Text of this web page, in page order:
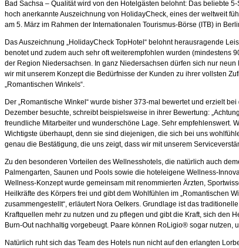
Bad Sachsa – Qualität wird von den Hotelgästen belohnt: Das beliebte
hoch anerkannte Auszeichnung von HolidayCheck, eines der weltweit
am 5. März im Rahmen der Internationalen Tourismus-Börse (ITB) in
Das Auszeichnung „HolidayCheck TopHotel“ belohnt herausragende
benotet und zudem auch sehr oft weiterempfohlen wurden (mindestens
der Region Niedersachsen. In ganz Niedersachsen dürfen sich nur
wir mit unserem Konzept die Bedürfnisse der Kunden zu ihrer vollsten
„Romantischen Winkels“.
Der „Romantische Winkel“ wurde bisher 373-mal bewertet und erzielt
Dezember besuchte, schreibt beispielsweise in ihrer Bewertung:
freundliche Mitarbeiter und wunderschöne Lage. Sehr empfehlenswert.
Wichtigste überhaupt, denn sie sind diejenigen, die sich bei uns
genau die Bestätigung, die uns zeigt, dass wir mit unserem
Zu den besonderen Vorteilen des Wellnesshotels, die natürlich auch
Palmengarten, Saunen und Pools sowie die hoteleigene Wellness-
Wellness-Konzept wurde gemeinsam mit renommierten Ärzten,
Heilkräfte des Körpers frei und gibt dem Wohlfühlen im „Romantischen
zusammengestellt“, erläutert Nora Oelkers. Grundlage ist das
Kraftquellen mehr zu nutzen und zu pflegen und gibt die Kraft, sich den
Burn-Out nachhaltig vorgebeugt. Paare können RoLigio® sogar nutzen,
Natürlich ruht sich das Team des Hotels nun nicht auf den erlangten